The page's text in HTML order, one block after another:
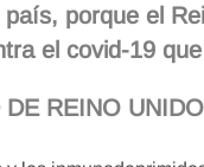
porque el
el covid-19
REINO UNIDO